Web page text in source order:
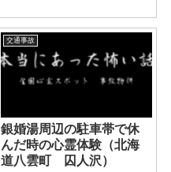
自分の夢を叶えるべく退社。
様々な仕事を県内外でし、最近
資格もとり、 来年正社員として
春に県...
交通事故
銀婚湯周辺の駐車帯で休
んだ時の心霊体験（北海
道八雲町 囚人沢）